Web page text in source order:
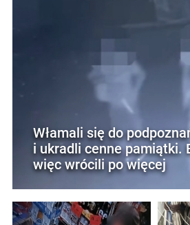
Włamali się do
i ukradli cenne pamiątki.
więc wrócili po więcej